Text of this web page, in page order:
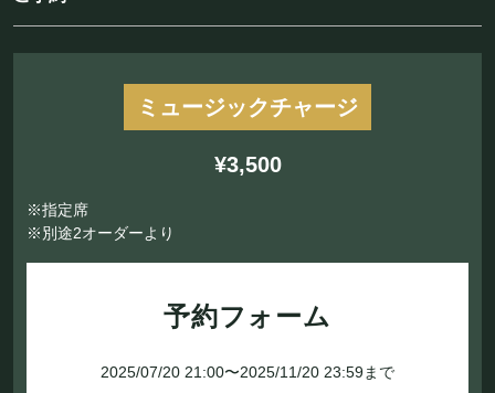
ミュージックチャージ
¥3,500
※指定席
※別途2オーダーより
予約フォーム
2025/07/20 21:00〜2025/11/20 23:59まで